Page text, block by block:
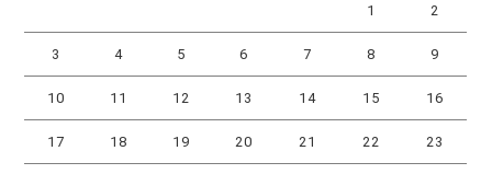
1 2
3 4 5 6 7 8 9
10 11 12 13 14 15 16
17 18 19 20 21 22 23